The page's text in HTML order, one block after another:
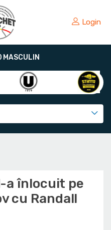
Login
MASCULIN
a înlocuit pe
cu Randall